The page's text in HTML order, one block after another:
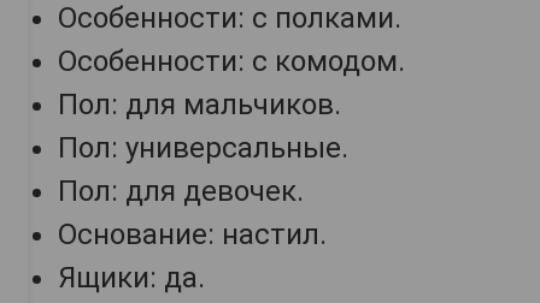
Особенности: с полками.
Особенности: с комодом.
Пол: для мальчиков.
Пол: универсальные.
Пол: для девочек.
Основание: настил.
Ящики: да.